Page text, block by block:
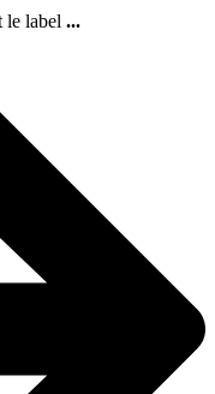
le label ...